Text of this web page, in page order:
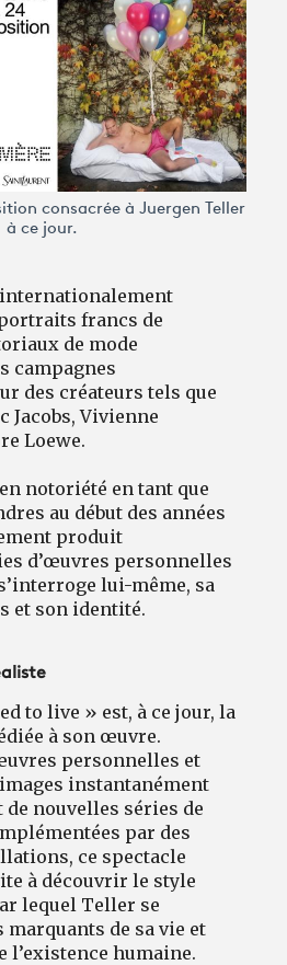
consacrée à Juergen Teller
à ce jour.
francs de
de mode
campagnes
des créateurs tels que
Jacobs, Vivienne
Loewe.
notoriété en tant que
au début des années
produit
d’œuvres personnelles
lui-même, sa
et son identité.
to live » est, à ce jour, la
à son œuvre.
personnelles et
instantanément
nouvelles séries de
par des
ce spectacle
à découvrir le style
lequel Teller se
de sa vie et
l’existence humaine.